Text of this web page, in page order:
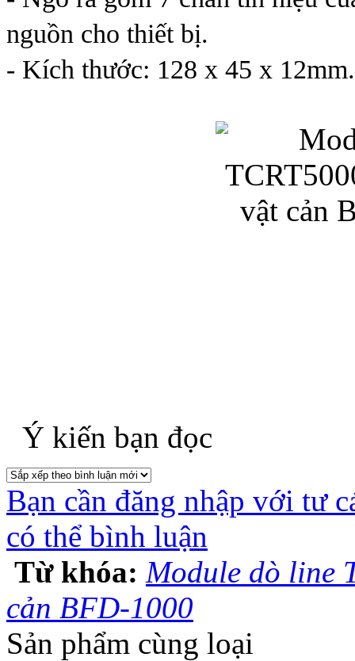
nguồn cho thiết bị.
- Kích thước: 128 x 45 x 12mm.
Ý kiến bạn đọc
Bạn cần đăng nhập với tư
có thể bình luận
Từ khóa: Module dò line
cản BFD-1000
Sản phẩm cùng loại